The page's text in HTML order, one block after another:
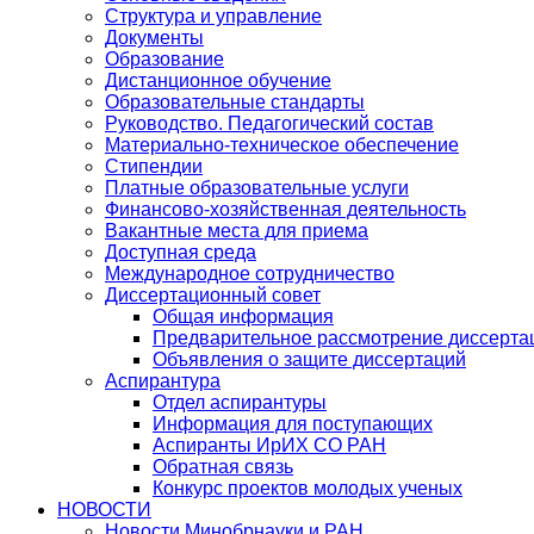
Структура и управление
Документы
Образование
Дистанционное обучение
Образовательные стандарты
Руководство. Педагогический состав
Материально-техническое обеспечение
Стипендии
Платные образовательные услуги
Финансово-хозяйственная деятельность
Вакантные места для приема
Доступная среда
Международное сотрудничество
Диссертационный совет
Общая информация
Предварительное рассмотрение
Объявления о защите диссертаций
Аспирантура
Отдел аспирантуры
Информация для поступающих
Аспиранты ИрИХ СО РАН
Обратная связь
Конкурс проектов молодых ученых
НОВОСТИ